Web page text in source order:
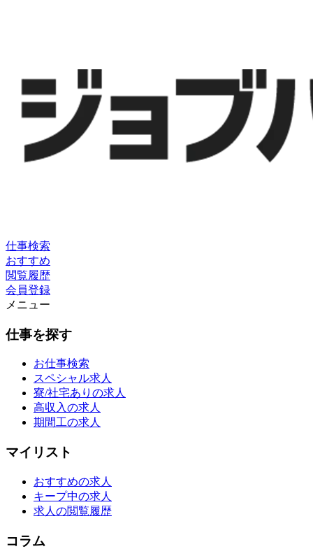
仕事検索
おすすめ
閲覧履歴
会員登録
メニュー
仕事を探す
お仕事検索
スペシャル求人
寮/社宅ありの求人
高収入の求人
期間工の求人
マイリスト
おすすめの求人
キープ中の求人
求人の閲覧履歴
コラム